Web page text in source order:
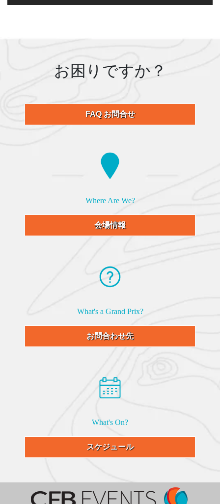
お困りですか？
FAQ お問合せ
Where Are We?
会場情報
What's a Grand Prix?
お問合わせ先
What's On?
スケジュール